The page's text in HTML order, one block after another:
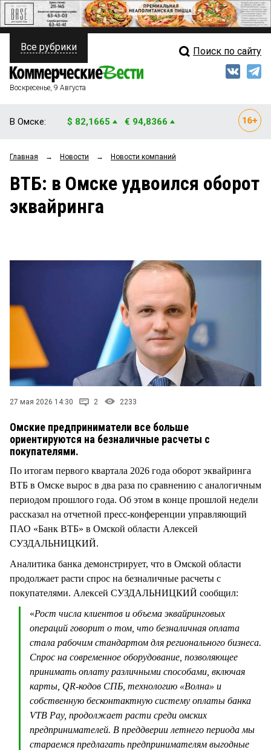
ПОЛИТИКА
ФИНАНСЫ
ОБЩЕСТВО
ЗАКОН
НОВОСТИ КОМПАНИЙ
Свежий выпуск
Мнения
Рейтинги
Все рубрики Поиск по сайту
Воскресенье, 9 Августа
В Омске: $ 82,1665 € 94,8366
Главная → Новости → Новости компаний
ВТБ: в Омске удвоился оборот
эквайринга
27 мая 2026 14:30 2 2233
Омские предприниматели все больше
ориентируются на безналичные расчеты с
покупателями.
По итогам первого квартала 2026 года оборот эквайринга
ВТБ в Омске вырос в два раза по сравнению с аналогичным
периодом прошлого года. Об этом в конце прошлой недели
рассказал на отчетной пресс-конференции управляющий
ПАО «Банк ВТБ» в Омской области Алексей
СУЗДАЛЬНИЦКИЙ.
Аналитика банка демонстрирует, что в Омской области
продолжает расти спрос на безналичные расчеты с
покупателями. Алексей СУЗДАЛЬНИЦКИЙ сообщил:
«Рост числа клиентов и объема эквайринговых
операций говорит о том, что безналичная оплата
стала рабочим стандартом для регионального бизнеса.
Спрос на современное оборудование, позволяющее
принимать оплату различными способами, включая
карты, QR-кодов СПБ, технологию «Волна» и
собственную бесконтактную систему оплаты банка
VTB Pay, продолжает расти среди омских
предпринимателей. В преддверии летнего периода мы
стараемся предлагать предпринимателям выгодные